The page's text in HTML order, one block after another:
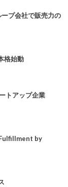
プ会社で販売力の
格始動
トアップ企業
by